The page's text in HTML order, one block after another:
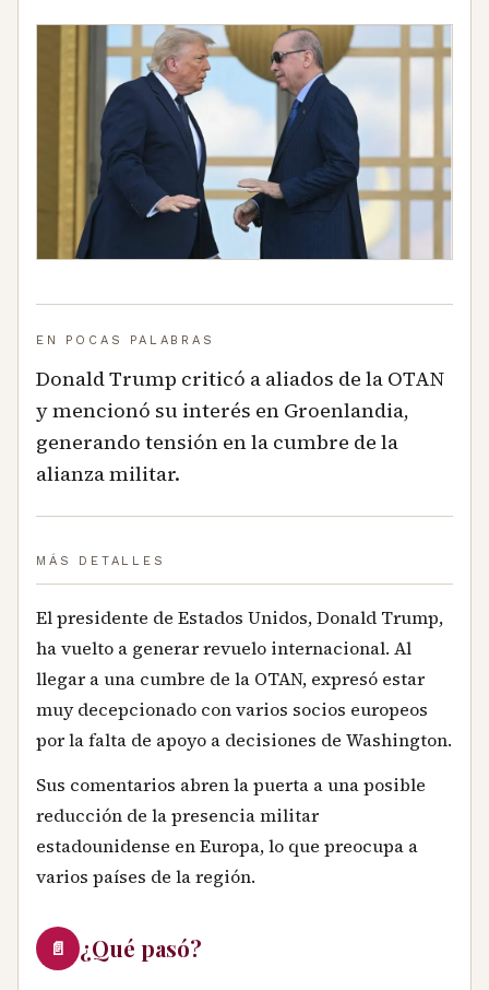
EN POCAS PALABRAS
Donald Trump criticó a aliados de la OTAN
y mencionó su interés en Groenlandia,
generando tensión en la cumbre de la
alianza militar.
MÁS DETALLES
El presidente de Estados Unidos, Donald Trump,
ha vuelto a generar revuelo internacional. Al
llegar a una cumbre de la OTAN, expresó estar
muy decepcionado con varios socios europeos
por la falta de apoyo a decisiones de Washington.
Sus comentarios abren la puerta a una posible
reducción de la presencia militar
estadounidense en Europa, lo que preocupa a
varios países de la región.
📄 ¿Qué pasó?